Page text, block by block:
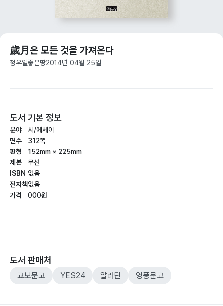
歲月은 모든 것을 가져온다
정우일좋은땅2014년 04월 25일
도서 기본 정보
분야
면수
판형
제본
ISBN
전자책
가격
시/에세이
312쪽
152mm × 225mm
무선
없음
없음
000원
도서 판매처
교보문고 YES24 알라딘 영풍문고